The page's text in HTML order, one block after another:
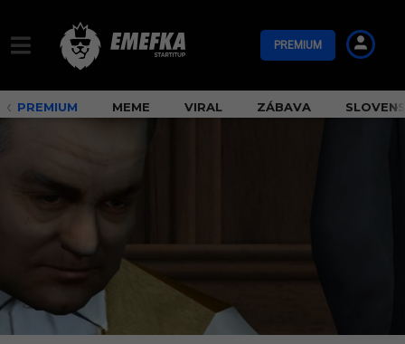
PREMIUM
PREMIUM MEME VIRAL ZÁBAVA